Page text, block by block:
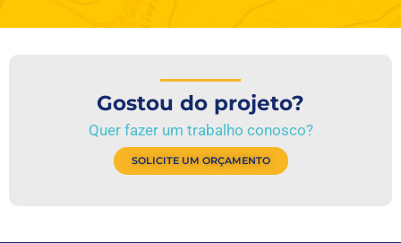
Gostou do projeto?
Quer fazer um trabalho conosco?
SOLICITE UM ORÇAMENTO